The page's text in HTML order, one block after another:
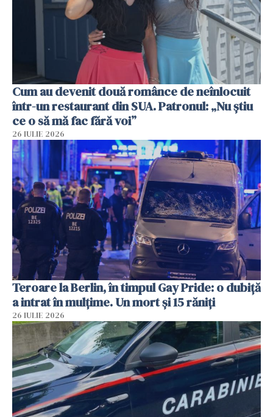
Cum au devenit două românce de neînlocuit
într-un restaurant din SUA. Patronul: „Nu știu
ce o să mă fac fără voi”
26 IULIE 2026
Teroare la Berlin, în timpul Gay Pride: o dubiță
a intrat în mulțime. Un mort și 15 răniți
26 IULIE 2026